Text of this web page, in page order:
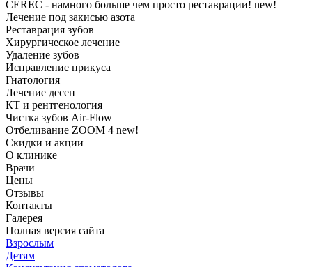
CEREC - намного больше чем просто реставрации! new!
Лечение под закисью азота
Реставрация зубов
Хирургическое лечение
Удаление зубов
Исправление прикуса
Гнатология
Лечение десен
КТ и рентгенология
Чистка зубов Air-Flow
Отбеливание ZOOM 4 new!
Скидки и акции
О клинике
Врачи
Цены
Отзывы
Контакты
Галерея
Полная версия сайта
Взрослым
Детям